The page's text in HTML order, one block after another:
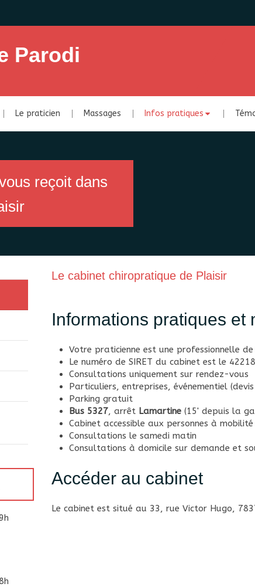
Parodi
Le praticien Massages Infos pratiques
reçoit dans
Le cabinet chiropratique de Plaisir
Informations pratiques et
Votre praticienne est une professionnelle
Le numéro de SIRET du cabinet est le
Consultations uniquement sur rendez-vous
Particuliers, entreprises, événementiel
Parking gratuit
Bus 5327, arrêt Lamartine(15' depuis la
Cabinet accessible aux personnes à
Consultations le samedi matin
Consultations à domicile sur demande et
Accéder au cabinet
Le cabinet est situé au 33, rue Victor Hugo,